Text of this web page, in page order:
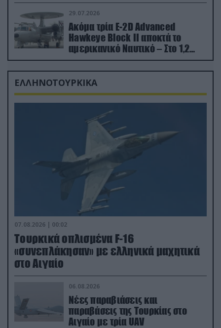
29.07.2026
Ακόμα τρία E-2D Advanced
Hawkeye Block II αποκτά το
αμερικανικό Ναυτικό – Στο 1,2
δισ.δολάρια το κόστος
ΕΛΛΗΝΟΤΟΥΡΚΙΚΑ
07.08.2026 | 00:02
Τουρκικά οπλισμένα F-16
«συνεπλάκησαν» με ελληνικά μαχητικά
στο Αιγαίο
06.08.2026
Νέες παραβιάσεις και
παραβάσεις της Τουρκίας στο
Αιγαίο με τρία UAV